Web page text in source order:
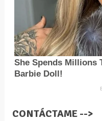
CONTÁCTAME -->